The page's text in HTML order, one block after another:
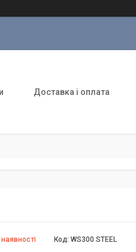
Доставка і оплата
Код: WS300 STEEL